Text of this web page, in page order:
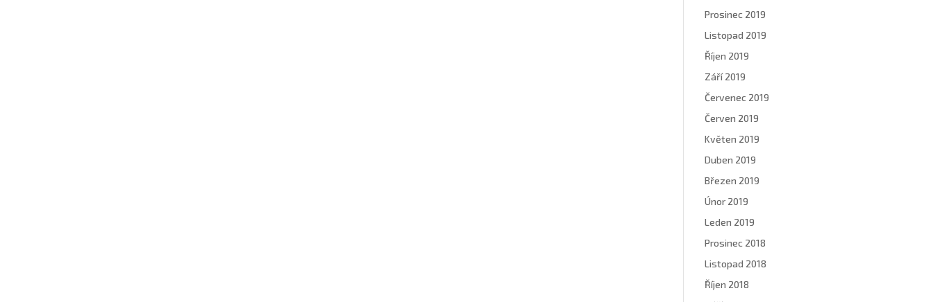
Prosinec 2019
Listopad 2019
Říjen 2019
Září 2019
Červenec 2019
Červen 2019
Květen 2019
Duben 2019
Březen 2019
Únor 2019
Leden 2019
Prosinec 2018
Listopad 2018
Říjen 2018